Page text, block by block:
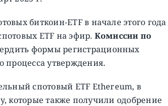
биткоин-ETF в начале этого года
ETF на эфир. Комиссии по
формы регистрационных
процесса утверждения.
спотовый ETF Ethereum, в
которые также получили одобрение